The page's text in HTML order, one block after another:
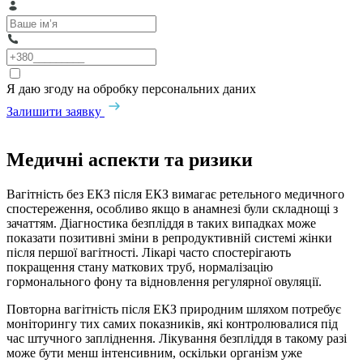
Я даю згоду на обробку персональних даних
Залишити заявку
Медичні аспекти та ризики
Вагітність без ЕКЗ після ЕКЗ вимагає ретельного медичного
спостереження, особливо якщо в анамнезі були складнощі з
зачаттям. Діагностика безпліддя в таких випадках може
показати позитивні зміни в репродуктивній системі жінки
після першої вагітності. Лікарі часто спостерігають
покращення стану маткових труб, нормалізацію
гормонального фону та відновлення регулярної овуляції.
Повторна вагітність після ЕКЗ природним шляхом потребує
моніторингу тих самих показників, які контролювалися під
час штучного запліднення. Лікування безпліддя в такому разі
може бути менш інтенсивним, оскільки організм уже